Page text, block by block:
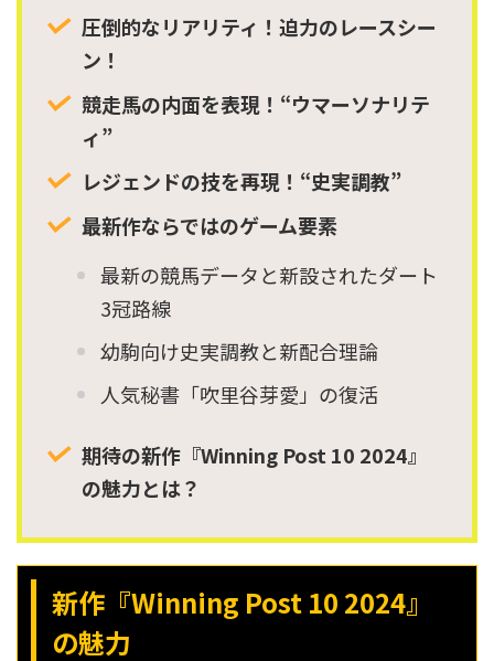
圧倒的なリアリティ！迫力のレースシー
ン！
競走馬の内面を表現！“ウマーソナリテ
ィ”
レジェンドの技を再現！“史実調教”
最新作ならではのゲーム要素
最新の競馬データと新設されたダート
3冠路線
幼駒向け史実調教と新配合理論
人気秘書「吹里谷芽愛」の復活
期待の新作『Winning Post 10 2024』
の魅力とは？
新作『Winning Post 10 2024』
の魅力